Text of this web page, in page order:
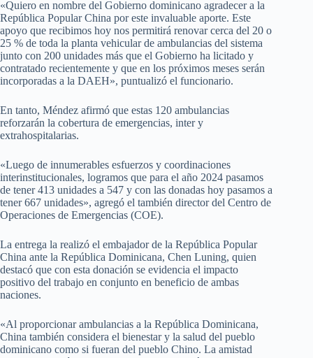
«Quiero en nombre del Gobierno dominicano agradecer a la
República Popular China por este invaluable aporte. Este
apoyo que recibimos hoy nos permitirá renovar cerca del 20 o
25 % de toda la planta vehicular de ambulancias del sistema
junto con 200 unidades más que el Gobierno ha licitado y
contratado recientemente y que en los próximos meses serán
incorporadas a la DAEH», puntualizó el funcionario.
En tanto, Méndez afirmó que estas 120 ambulancias
reforzarán la cobertura de emergencias, inter y
extrahospitalarias.
«Luego de innumerables esfuerzos y coordinaciones
interinstitucionales, logramos que para el año 2024 pasamos
de tener 413 unidades a 547 y con las donadas hoy pasamos a
tener 667 unidades», agregó el también director del Centro de
Operaciones de Emergencias (COE).
La entrega la realizó el embajador de la República Popular
China ante la República Dominicana, Chen Luning, quien
destacó que con esta donación se evidencia el impacto
positivo del trabajo en conjunto en beneficio de ambas
naciones.
«Al proporcionar ambulancias a la República Dominicana,
China también considera el bienestar y la salud del pueblo
dominicano como si fueran del pueblo Chino. La amistad